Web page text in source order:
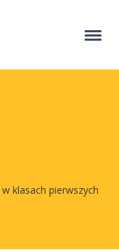
klasach pierwszych